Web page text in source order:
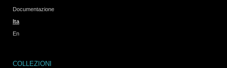
Documentazione
Ita
En
COLLEZIONI